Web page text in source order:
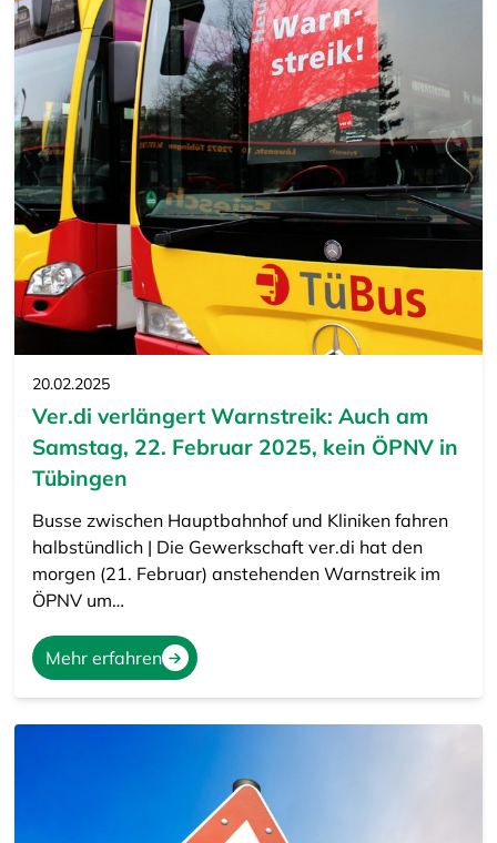
20.02.2025
Ver.di verlängert Warnstreik: Auch am
Samstag, 22. Februar 2025, kein ÖPNV in
Tübingen
Busse zwischen Hauptbahnhof und Kliniken fahren
halbstündlich | Die Gewerkschaft ver.di hat den
morgen (21. Februar) anstehenden Warnstreik im
ÖPNV um…
Mehr erfahren